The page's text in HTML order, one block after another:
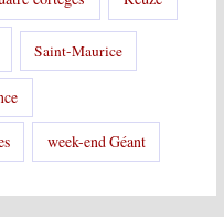
Saint-Maurice
week-end Géant